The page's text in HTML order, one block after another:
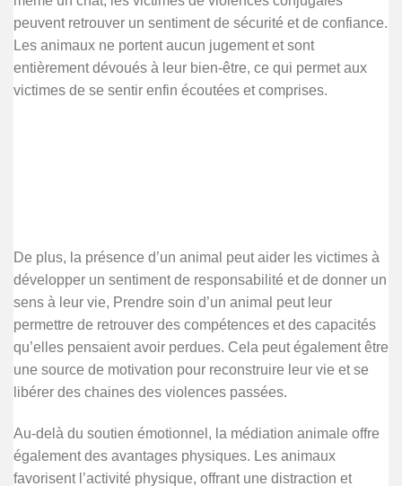
peuvent retrouver un sentiment de sécurité et de confiance.
Les animaux ne portent aucun jugement et sont
entièrement dévoués à leur bien-être, ce qui permet aux
victimes de se sentir enfin écoutées et comprises.
De plus, la présence d’un animal peut aider les victimes à
développer un sentiment de responsabilité et de donner un
sens à leur vie, Prendre soin d’un animal peut leur
permettre de retrouver des compétences et des capacités
qu’elles pensaient avoir perdues. Cela peut également être
une source de motivation pour reconstruire leur vie et se
libérer des chaines des violences passées.
Au-delà du soutien émotionnel, la médiation animale offre
également des avantages physiques. Les animaux
favorisent l’activité physique, offrant une distraction et